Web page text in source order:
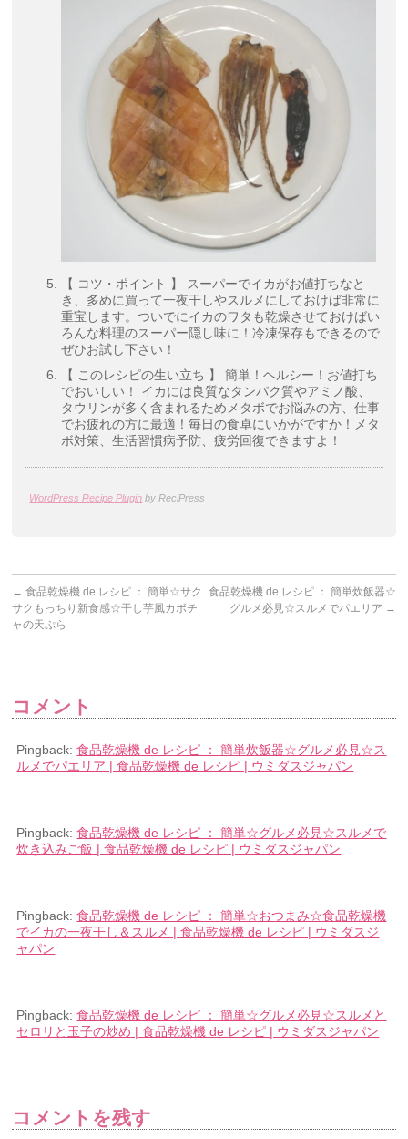
【 コツ・ポイント 】 スーパーでイカがお値打ちなと
き、多めに買って一夜干しやスルメにしておけば非常に
重宝します。ついでにイカのワタも乾燥させておけばい
ろんな料理のスーパー隠し味に！冷凍保存もできるので
ぜひお試し下さい！
【 このレシピの生い立ち 】 簡単！ヘルシー！お値打ち
でおいしい！ イカには良質なタンパク質やアミノ酸、
タウリンが多く含まれるためメタボでお悩みの方、仕事
でお疲れの方に最適！毎日の食卓にいかがですか！メタ
ボ対策、生活習慣病予防、疲労回復できますよ！
WordPress Recipe Plugin by ReciPress
← 食品乾燥機 de レシピ ： 簡単☆サク
サクもっちり新食感☆干し芋風カボチ
ャの天ぷら
食品乾燥機 de レシピ ： 簡単炊飯器☆
グルメ必見☆スルメでパエリア →
コメント
Pingback:食品乾燥機 de レシピ ： 簡単炊飯器☆グルメ必見☆ス
ルメでパエリア | 食品乾燥機 de レシピ | ウミダスジャパン
Pingback:食品乾燥機 de レシピ ： 簡単☆グルメ必見☆スルメで
炊き込みご飯 | 食品乾燥機 de レシピ | ウミダスジャパン
Pingback:食品乾燥機 de レシピ ： 簡単☆おつまみ☆食品乾燥機
でイカの一夜干し＆スルメ | 食品乾燥機 de レシピ | ウミダスジ
ャパン
Pingback:食品乾燥機 de レシピ ： 簡単☆グルメ必見☆スルメと
セロリと玉子の炒め | 食品乾燥機 de レシピ | ウミダスジャパン
コメントを残す